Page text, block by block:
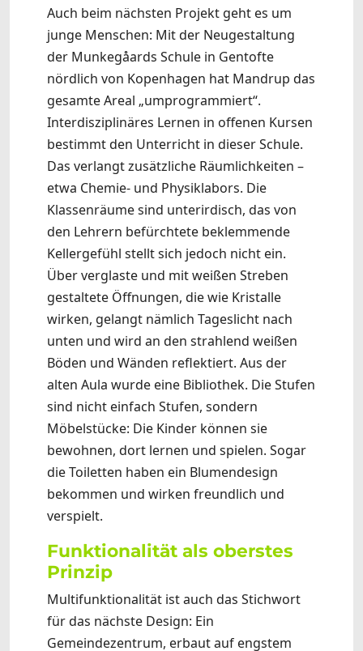
Auch beim nächsten Projekt geht es um
junge Menschen: Mit der Neugestaltung
der Munkegåards Schule in Gentofte
nördlich von Kopenhagen hat Mandrup das
gesamte Areal „umprogrammiert“.
Interdisziplinäres Lernen in offenen Kursen
bestimmt den Unterricht in dieser Schule.
Das verlangt zusätzliche Räumlichkeiten –
etwa Chemie- und Physiklabors. Die
Klassenräume sind unterirdisch, das von
den Lehrern befürchtete beklemmende
Kellergefühl stellt sich jedoch nicht ein.
Über verglaste und mit weißen Streben
gestaltete Öffnungen, die wie Kristalle
wirken, gelangt nämlich Tageslicht nach
unten und wird an den strahlend weißen
Böden und Wänden reflektiert. Aus der
alten Aula wurde eine Bibliothek. Die Stufen
sind nicht einfach Stufen, sondern
Möbelstücke: Die Kinder können sie
bewohnen, dort lernen und spielen. Sogar
die Toiletten haben ein Blumendesign
bekommen und wirken freundlich und
verspielt.
Funktionalität als oberstes
Prinzip
Multifunktionalität ist auch das Stichwort
für das nächste Design: Ein
Gemeindezentrum, erbaut auf engstem